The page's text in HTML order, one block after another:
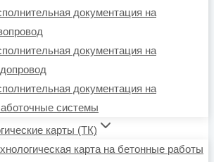
документация на
документация на
документация на
системы
карты (ТК)
карта на бетонные работы